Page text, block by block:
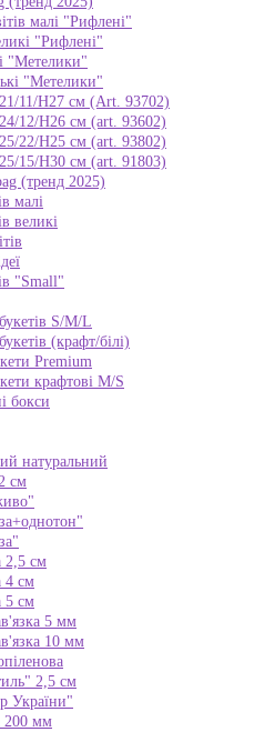
малі "Рифлені"
"Рифлені"
"Метелики"
"Метелики"
11/H27 см (Art. 93702)
12/Н26 см (art. 93602)
22/Н25 см (art. 93802)
15/Н30 см (art. 91803)
(тренд 2025)
малі
великі
"Small"
S/M/L
(крафт/білі)
Premium
крафтові M/S
бокси
натуральний
см
2,5 см
4 см
5 см
5 мм
10 мм
2,5 см
України"
200 мм